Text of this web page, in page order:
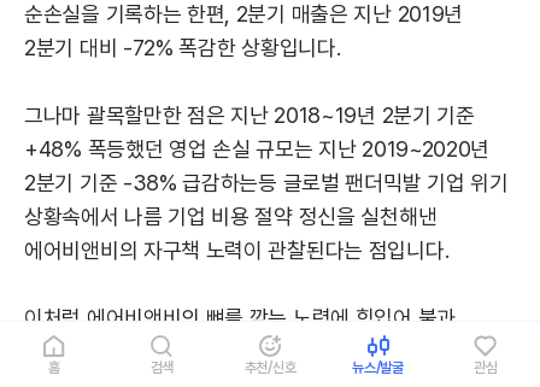
홈 검색 추천/신호 뉴스/발굴 관심
순손실을 기록하는 한편, 2분기 매출은 지난 2019년
2분기 대비 -72% 폭감한 상황입니다.
그나마 괄목할만한 점은 지난 2018~19년 2분기 기준
+48% 폭등했던 영업 손실 규모는 지난 2019~2020년
2분기 기준 -38% 급감하는등 글로벌 팬더믹발 기업 위기
상황속에서 나름 기업 비용 절약 정신을 실천해낸
에어비앤비의 자구책 노력이 관찰된다는 점입니다.
이처럼 에어비앤비의 뼈를 깎는 노력에 힘입어 불과
5~6개월전만해도 절대 불가능으로 여겨졌던